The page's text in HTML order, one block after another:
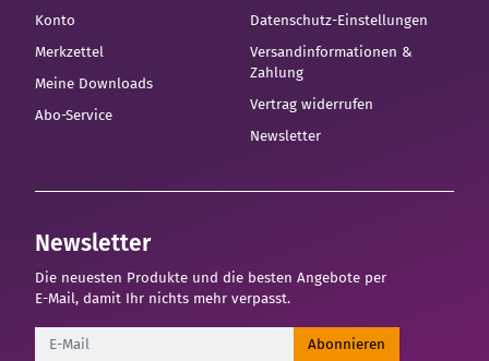
Konto
Merkzettel
Meine Downloads
Abo-Service
Datenschutz-Einstellungen
Versandinformationen &
Zahlung
Vertrag widerrufen
Newsletter
Newsletter
Die neuesten Produkte und die besten Angebote per
E-Mail, damit Ihr nichts mehr verpasst.
Newsletter Abonnieren